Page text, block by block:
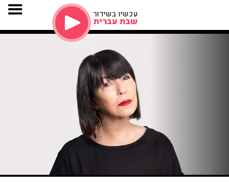
עכשיו בשידור
שבת עברית